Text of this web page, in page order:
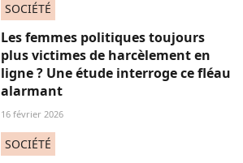
SOCIÉTÉ
Les femmes politiques toujours
plus victimes de harcèlement en
ligne ? Une étude interroge ce fléau
alarmant
16 février 2026
SOCIÉTÉ